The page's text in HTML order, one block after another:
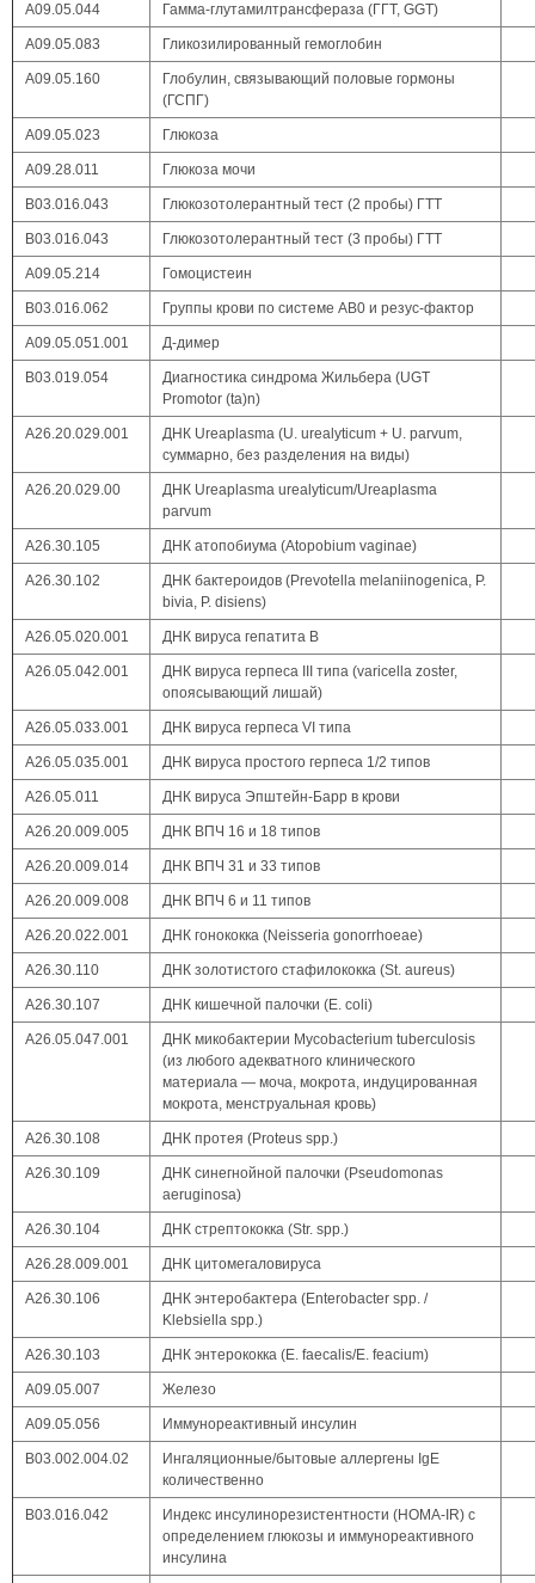
А09.05.044 Гамма-глутамилтрансфераза (ГГТ, GGT)
А09.05.083 Гликозилированный гемоглобин
А09.05.160
Глобулин, связывающий половые гормоны
(ГСПГ)
А09.05.023 Глюкоза
А09.28.011 Глюкоза мочи
В03.016.043 Глюкозотолерантный тест (2 пробы) ГТТ
В03.016.043 Глюкозотолерантный тест (3 пробы) ГТТ
А09.05.214 Гомоцистеин
B03.016.062 Группы крови по системе АВ0 и резус-фактор
А09.05.051.001 Д-димер
В03.019.054
Диагностика синдрома Жильбера (UGT
Promotor (ta)n)
A26.20.029.001
ДНК Ureaplasma (U. urealyticum + U. parvum,
суммарно, без разделения на виды)
A26.20.029.00
ДНК Ureaplasma urealyticum/Ureaplasma
parvum
А26.30.105 ДНК атопобиума (Atopobium vaginae)
А26.30.102
ДНК бактероидов (Prevotella melaniinogenica, P.
bivia, P. disiens)
A26.05.020.001 ДНК вируса гепатита В
А26.05.042.001
ДНК вируса герпеса III типа (varicella zoster,
опоясывающий лишай)
А26.05.033.001 ДНК вируса герпеса VI типа
А26.05.035.001 ДНК вируса простого герпеса 1/2 типов
А26.05.011 ДНК вируса Эпштейн-Барр в крови
А26.20.009.005 ДНК ВПЧ 16 и 18 типов
А26.20.009.014 ДНК ВПЧ 31 и 33 типов
А26.20.009.008 ДНК ВПЧ 6 и 11 типов
A26.20.022.001 ДНК гонококка (Neisseria gonorrhoeae)
А26.30.110 ДНК золотистого стафилококка (St. aureus)
А26.30.107 ДНК кишечной палочки (E. coli)
А26.05.047.001
ДНК микобактерии Mycobacterium tuberculosis
(из любого адекватного клинического
материала — моча, мокрота, индуцированная
мокрота, менструальная кровь)
А26.30.108 ДНК протея (Proteus spp.)
А26.30.109
ДНК синегнойной палочки (Pseudomonas
aeruginosa)
А26.30.104 ДНК стрептококка (Str. spp.)
A26.28.009.001 ДНК цитомегаловируса
А26.30.106
ДНК энтеробактера (Enterobacter spp. /
Klebsiella spp.)
А26.30.103 ДНК энтерококка (E. faecalis/E. feacium)
А09.05.007 Железо
А09.05.056 Иммунореактивный инсулин
B03.002.004.02
Ингаляционные/бытовые аллергены IgE
количественно
В03.016.042
Индекс инсулинорезистентности (HOMA-IR) с
определением глюкозы и иммунореактивного
инсулина